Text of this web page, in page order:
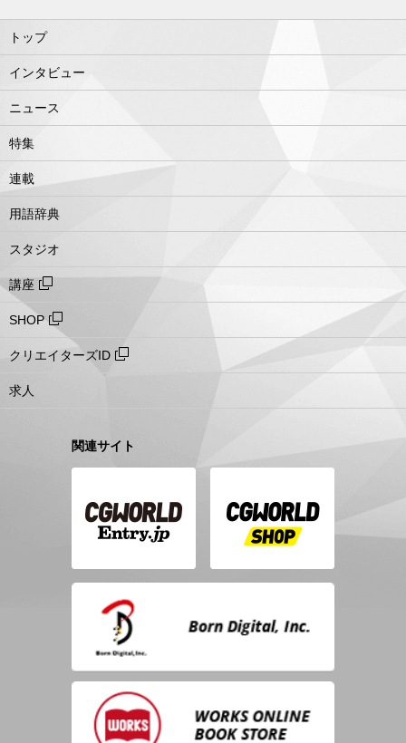
トップ
インタビュー
ニュース
特集
連載
用語辞典
スタジオ
講座
SHOP
クリエイターズID
求人
関連サイト